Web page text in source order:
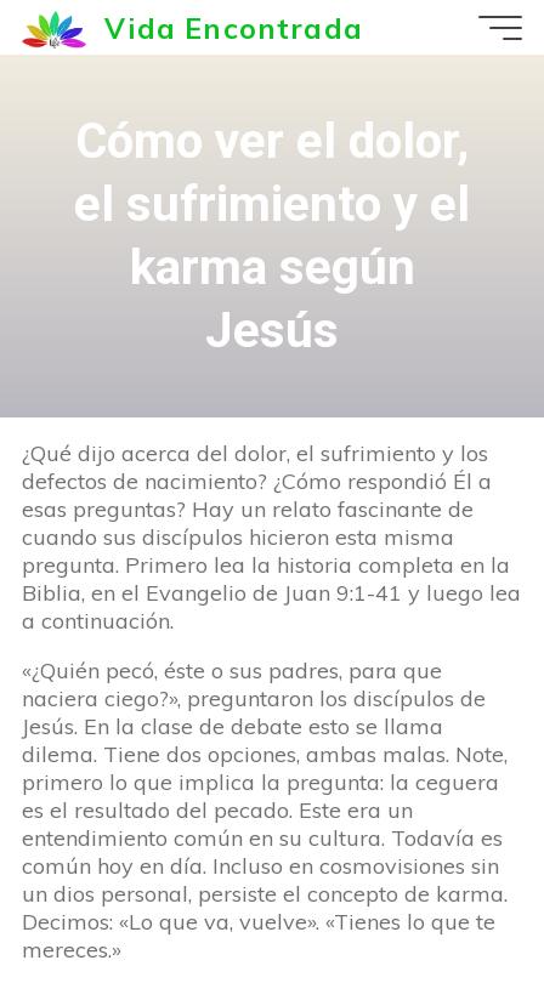
Saltar
Vida Encontrada
Cómo ver el dolor,
el sufrimiento y el
karma según
Jesús
¿Qué dijo acerca del dolor, el sufrimiento y los
defectos de nacimiento? ¿Cómo respondió Él a
esas preguntas? Hay un relato fascinante de
cuando sus discípulos hicieron esta misma
pregunta. Primero lea la historia completa en la
Biblia, en el Evangelio de Juan 9:1-41 y luego lea
a continuación.
«¿Quién pecó, éste o sus padres, para que
naciera ciego?», preguntaron los discípulos de
Jesús. En la clase de debate esto se llama
dilema. Tiene dos opciones, ambas malas. Note,
primero lo que implica la pregunta: la ceguera
es el resultado del pecado. Este era un
entendimiento común en su cultura. Todavía es
común hoy en día. Incluso en cosmovisiones sin
un dios personal, persiste el concepto de karma.
Decimos: «Lo que va, vuelve». «Tienes lo que te
mereces.»